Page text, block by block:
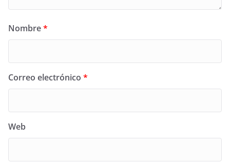
Nombre*
Correo electrónico *
Web